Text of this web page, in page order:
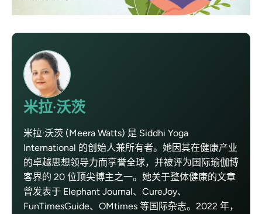
米拉·沃茨
米拉·沃茨 (Meera Watts) 是 Siddhi Yoga
International 的创始人兼所有者。她因其在健康产业
的卓越思想领导力而享誉全球，并被评为国际瑜伽博
客界的 20 位顶尖博主之一。她关于整体健康的文章
曾发表于 Elephant Journal、CureJoy、
FunTimesGuide、OMtimes 等国际杂志。2022 年，